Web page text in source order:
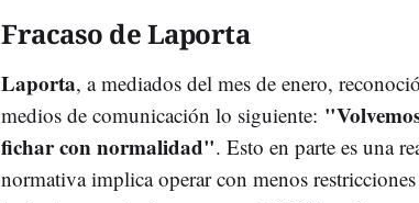
Fracaso de Laporta
Laporta, a mediados del mes de enero,
medios de comunicación lo siguiente:
fichar con normalidad". Esto en parte es una
normativa implica operar con menos